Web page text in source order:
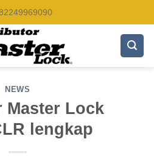
NEWS
Master Lock
lengkap